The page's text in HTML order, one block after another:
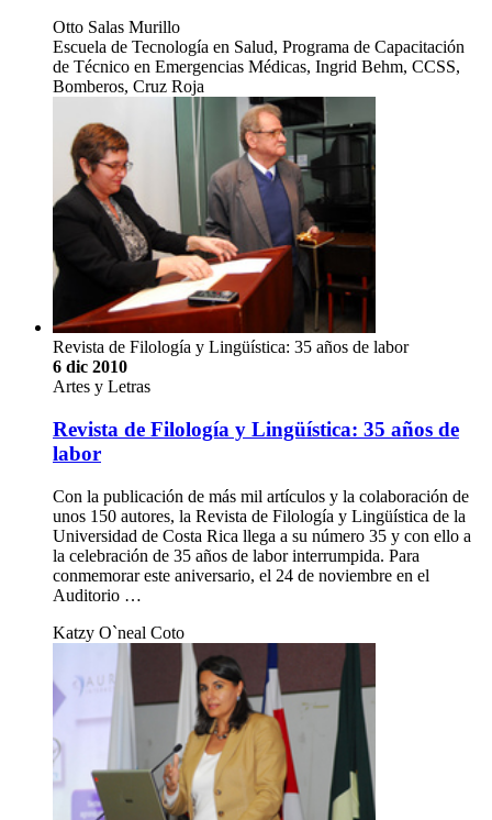
Otto Salas Murillo
Escuela de Tecnología en Salud, Programa de Capacitación
de Técnico en Emergencias Médicas, Ingrid Behm, CCSS,
Bomberos, Cruz Roja
Revista de Filología y Lingüística: 35 años de labor
6 dic 2010
Artes y Letras
Revista de Filología y Lingüística: 35 años de
labor
Con la publicación de más mil artículos y la colaboración de
unos 150 autores, la Revista de Filología y Lingüística de la
Universidad de Costa Rica llega a su número 35 y con ello a
la celebración de 35 años de labor interrumpida. Para
conmemorar este aniversario, el 24 de noviembre en el
Auditorio …
Katzy O`neal Coto